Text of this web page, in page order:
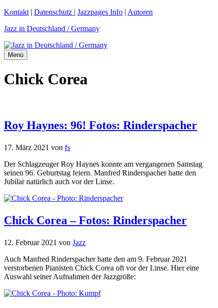
Zum
springen
Kontakt | Datenschutz | Jazzpages Info | Autoren
Jazz in Deutschland / Germany
Menü
Chick Corea
Roy Haynes: 96! Fotos: Rinderspacher
17. März 2021 von fs
Der Schlagzeuger Roy Haynes konnte am vergangenen Samstag
seinen 96. Geburtstag feiern. Manfred Rinderspacher hatte den
Jubilar natürlich auch vor der Linse.
Chick Corea – Fotos: Rinderspacher
12. Februar 2021 von Jazz
Auch Manfred Rinderspacher hatte den am 9. Februar 2021
verstorbenen Pianisten Chick Corea oft vor der Linse. Hier eine
Auswahl seiner Aufnahmen der Jazzgröße: